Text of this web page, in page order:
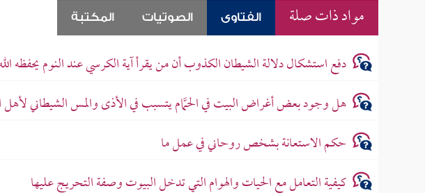
مواد ذات صلة الفتاوى الصوتيات المكتبة
دفع استشكال دلالة الشيطان الكذوب أن من يقرأ آية الكرسي عند النوم يحفظه
هل وجود بعض أغراض البيت في الحمَّام يتسبب في الأذى والمس الشيطاني لأهل
حكم الاستعانة بشخص روحاني في عمل ما
كيفية التعامل مع الحيات والهوام التي تدخل البيوت وصفة التحريج عليها